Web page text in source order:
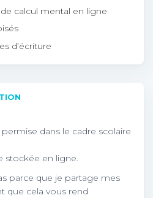
calcul mental en ligne
d’écriture
dans le cadre scolaire
stockée en ligne.
parce que je partage mes
que cela vous rend